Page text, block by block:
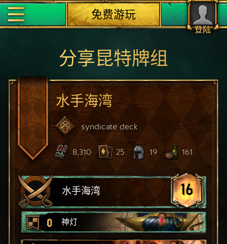
登陆
免费游玩
分享昆特牌组
水手海湾
syndicate deck
8,310 25 19 161
水手海湾 16
0 神灯